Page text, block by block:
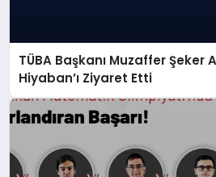
TÜBA Başkanı Muzaffer Şeker
Hiyaban’ı Ziyaret Etti